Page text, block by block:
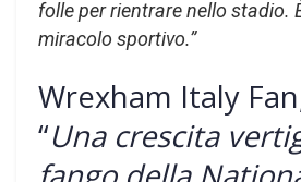
folle per rientrare nello stadio.
miracolo sportivo.”
Wrexham Italy
“Una crescita